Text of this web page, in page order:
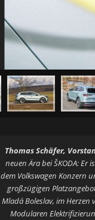
Thomas Schäfer,
neuen Ära bei ŠKODA:
dem Volkswagen Konzern
großzügigen
Mladá Boleslav, im Herzen
Modularen